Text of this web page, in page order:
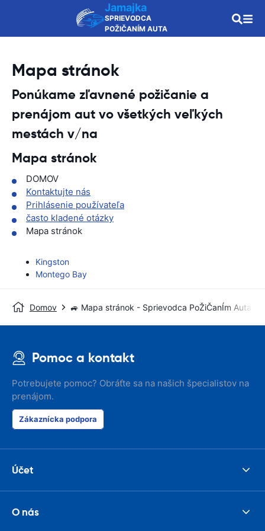
Jamajka
SPRIEVODCA
POŽIČANÍM AUTA
Mapa stránok
Ponúkame zľavnené požičanie a
prenájom aut vo všetkých veľkých
mestách v/na
Mapa stránok
DOMOV
Kontaktujte nás
Prihlásenie používateľa
často kladené otázky
Mapa stránok
Kingston
Montego Bay
Domov 🚙 Mapa stránok - Sprievodca PoŽiČanÍm Auta
Pomoc a kontakt
Potrebujete pomoc? Obráťte sa na našich špecialistov na
prenájom.
Zákaznícka podpora
Účet
O nás